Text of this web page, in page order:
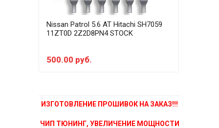
Nissan Patrol 5.6 AT Hitachi SH7059
11ZT0D 2Z2D8PN4 STOCK
500.00 руб.
ИЗГОТОВЛЕНИЕ ПРОШИВОК НА ЗАКАЗ!!!
ЧИП ТЮНИНГ, УВЕЛИЧЕНИЕ МОЩНОСТИ